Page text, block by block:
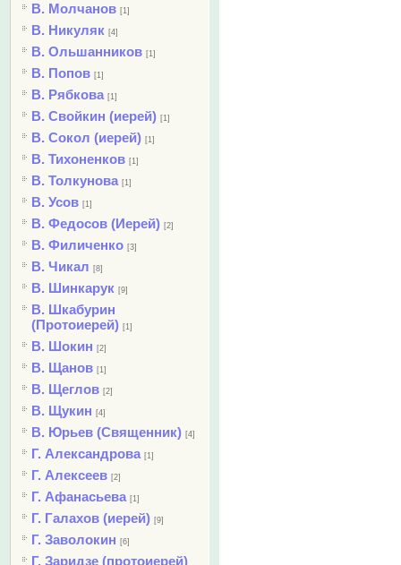
В. Молчанов [1]
В. Никуляк [4]
В. Ольшанников [1]
В. Попов [1]
В. Рябкова [1]
В. Свойкин (иерей) [1]
В. Сокол (иерей) [1]
В. Тихоненков [1]
В. Толкунова [1]
В. Усов [1]
В. Федосов (Иерей) [2]
В. Филиченко [3]
В. Чикал [8]
В. Шинкарук [9]
В. Шкабурин
(Протоиерей) [1]
В. Шокин [2]
В. Щанов [1]
В. Щеглов [2]
В. Щукин [4]
В. Юрьев (Священник) [4]
Г. Александрова [1]
Г. Алексеев [2]
Г. Афанасьева [1]
Г. Галахов (иерей) [9]
Г. Заволокин [6]
Г. Заридзе (протоиерей)